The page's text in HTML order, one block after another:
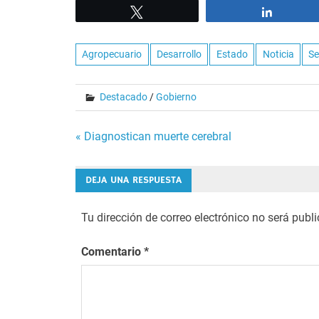
Agropecuario Desarrollo Estado Noticia
Destacado/Gobierno
Navegación
de
entradas
« Diagnostican muerte cerebral
DEJA UNA RESPUESTA
Tu dirección de correo electrónico no será
Comentario *